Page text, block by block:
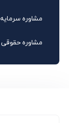
مشاوره
مشاوره حقوقی